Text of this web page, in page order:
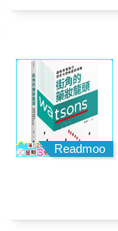
Readmoo